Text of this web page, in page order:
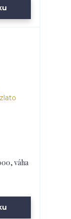
váha